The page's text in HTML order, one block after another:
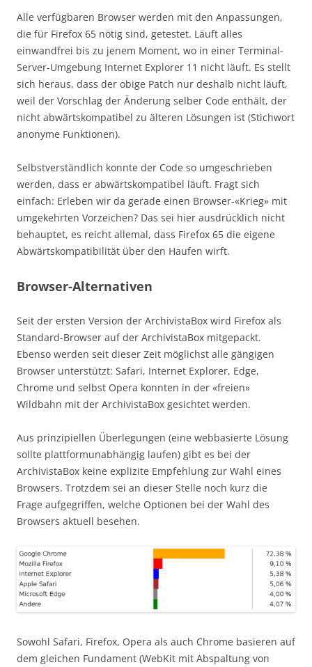
Alle verfügbaren Browser werden mit den Anpassungen,
die für Firefox 65 nötig sind, getestet. Läuft alles
einwandfrei bis zu jenem Moment, wo in einer Terminal-
Server-Umgebung Internet Explorer 11 nicht läuft. Es stellt
sich heraus, dass der obige Patch nur deshalb nicht läuft,
weil der Vorschlag der Änderung selber Code enthält, der
nicht abwärtskompatibel zu älteren Lösungen ist (Stichwort
anonyme Funktionen).
Selbstverständlich konnte der Code so umgeschrieben
werden, dass er abwärtskompatibel läuft. Fragt sich
einfach: Erleben wir da gerade einen Browser-«Krieg» mit
umgekehrten Vorzeichen? Das sei hier ausdrücklich nicht
behauptet, es reicht allemal, dass Firefox 65 die eigene
Abwärtskompatibilität über den Haufen wirft.
Browser-Alternativen
Seit der ersten Version der ArchivistaBox wird Firefox als
Standard-Browser auf der ArchivistaBox mitgepackt.
Ebenso werden seit dieser Zeit möglichst alle gängigen
Browser unterstützt: Safari, Internet Explorer, Edge,
Chrome und selbst Opera konnten in der «freien»
Wildbahn mit der ArchivistaBox gesichtet werden.
Aus prinzipiellen Überlegungen (eine webbasierte Lösung
sollte plattformunabhängig laufen) gibt es bei der
ArchivistaBox keine explizite Empfehlung zur Wahl eines
Browsers. Trotzdem sei an dieser Stelle noch kurz die
Frage aufgegriffen, welche Optionen bei der Wahl des
Browsers aktuell besehen.
Sowohl Safari, Firefox, Opera als auch Chrome basieren auf
dem gleichen Fundament (WebKit mit Abspaltung von